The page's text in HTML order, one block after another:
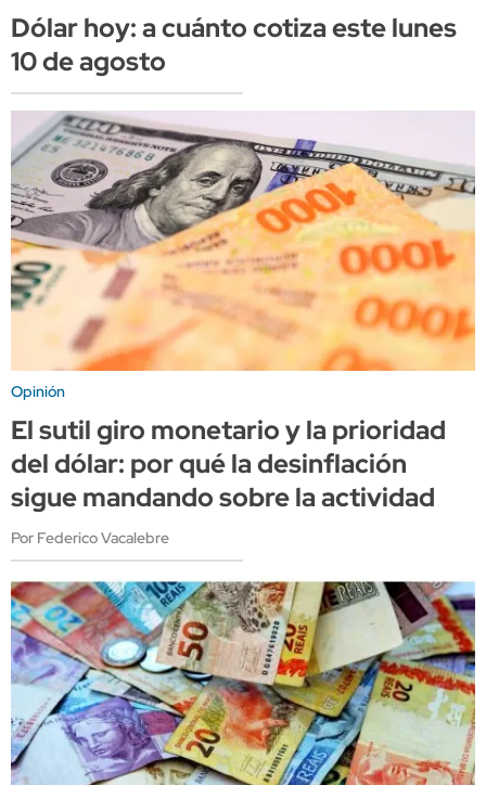
Dólar hoy: a cuánto cotiza este lunes
10 de agosto
Opinión
El sutil giro monetario y la prioridad
del dólar: por qué la desinflación
sigue mandando sobre la actividad
Por Federico Vacalebre